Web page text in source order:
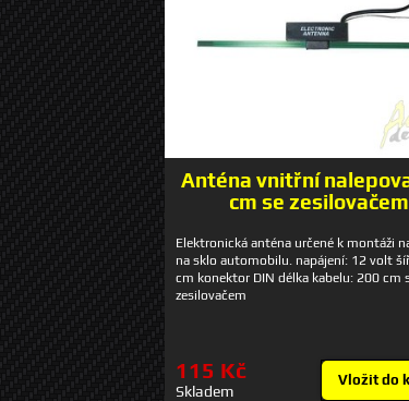
Anténa vnitřní
cm se zesilovačem
Elektronická anténa určené k montáži
na sklo automobilu. napájení: 12 volt
cm konektor DIN délka kabelu: 200 cm
zesilovačem
115 Kč
Skladem
Vložit do